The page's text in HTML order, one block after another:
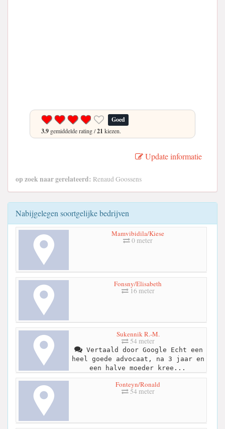
Goed
3.9 gemiddelde rating /21 kiezen.
Update informatie
op zoek naar gerelateerd: Renaud Goossens
Nabijgelegen soortgelijke bedrijven
Mamvibidila/Kiese
0 meter
Fonsny/Elisabeth
16 meter
Sukennik R.-M.
54 meter
Vertaald door Google Echt een
heel goede advocaat, na 3 jaar en
een halve moeder kree...
Fonteyn/Ronald
54 meter